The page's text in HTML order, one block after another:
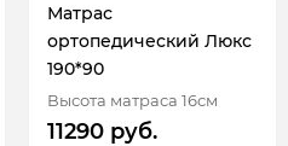
Матрас
ортопедический Люкс
190*90
Высота матраса 16см
11290 руб.